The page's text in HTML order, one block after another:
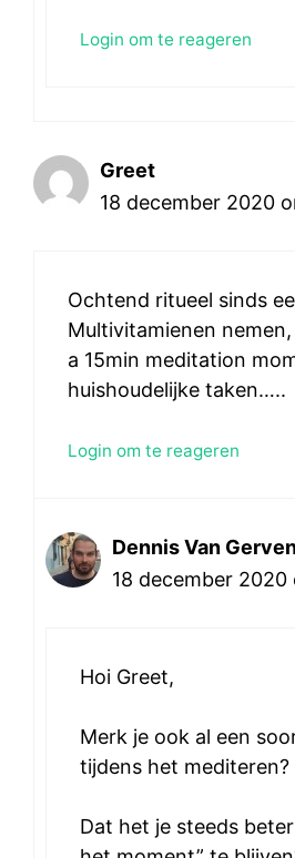
Login om te reageren
Greet
18 december 2020
Ochtend ritueel sinds
Multivitamienen
a 15min meditation
huishoudelijke taken…..
Login om te reageren
Dennis Van
18 december 2020
Hoi Greet,
Merk je ook al een
tijdens het mediteren?
Dat het je steeds